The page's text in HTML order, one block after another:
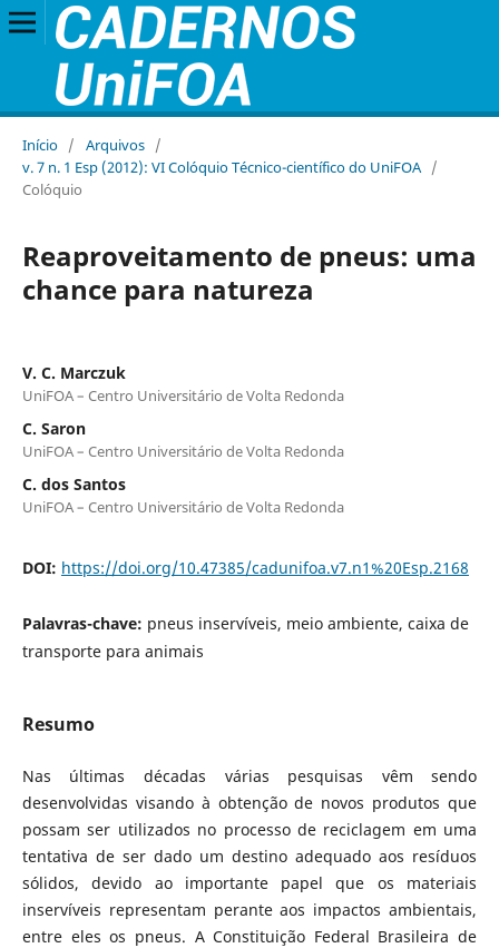
Início / Arquivos /
v. 7 n. 1 Esp (2012): VI Colóquio Técnico-científico do UniFOA /
Colóquio
Reaproveitamento de pneus: uma
chance para natureza
V. C. Marczuk
UniFOA – Centro Universitário de Volta Redonda
C. Saron
UniFOA – Centro Universitário de Volta Redonda
C. dos Santos
UniFOA – Centro Universitário de Volta Redonda
DOI: https://doi.org/10.47385/cadunifoa.v7.n1%20Esp.2168
Palavras-chave: pneus inservíveis, meio ambiente, caixa de
transporte para animais
Resumo
Nas últimas décadas várias pesquisas vêm sendo
desenvolvidas visando à obtenção de novos produtos que
possam ser utilizados no processo de reciclagem em uma
tentativa de ser dado um destino adequado aos resíduos
sólidos, devido ao importante papel que os materiais
inservíveis representam perante aos impactos ambientais,
entre eles os pneus. A Constituição Federal Brasileira de